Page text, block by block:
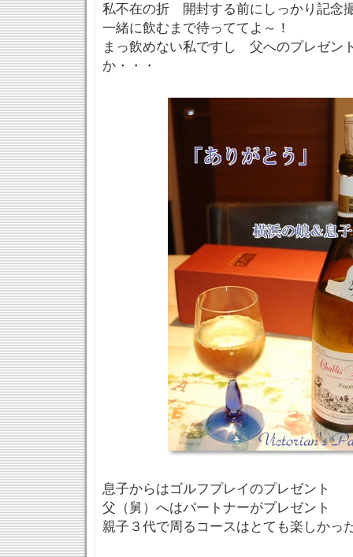
私不在の折 開封する前にしっかり記念
一緒に飲むまで待っててよ～！
まっ飲めない私ですし 父へのプレゼン
か・・・
息子からはゴルフプレイのプレゼント
父（舅）へはパートナーがプレゼント
親子３代で周るコースはとても楽しかっ